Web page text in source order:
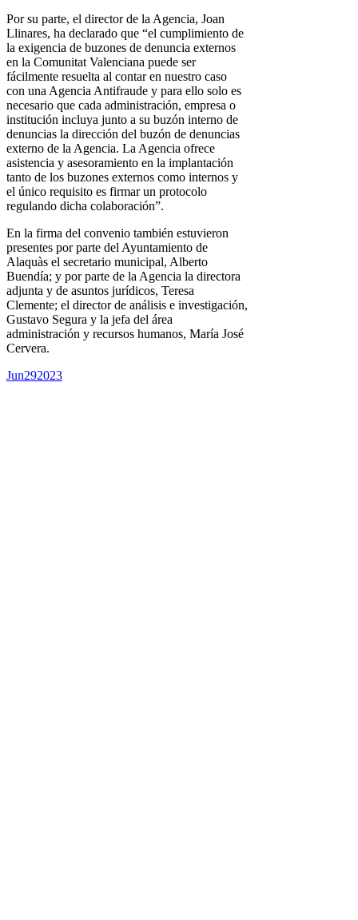
Por su parte, el director de la Agencia, Joan
Llinares, ha declarado que “el cumplimiento de
la exigencia de buzones de denuncia externos
en la Comunitat Valenciana puede ser
fácilmente resuelta al contar en nuestro caso
con una Agencia Antifraude y para ello solo es
necesario que cada administración, empresa o
institución incluya junto a su buzón interno de
denuncias la dirección del buzón de denuncias
externo de la Agencia. La Agencia ofrece
asistencia y asesoramiento en la implantación
tanto de los buzones externos como internos y
el único requisito es firmar un protocolo
regulando dicha colaboración”.
En la firma del convenio también estuvieron
presentes por parte del Ayuntamiento de
Alaquàs el secretario municipal, Alberto
Buendía; y por parte de la Agencia la directora
adjunta y de asuntos jurídicos, Teresa
Clemente; el director de análisis e investigación,
Gustavo Segura y la jefa del área
administración y recursos humanos, María José
Cervera.
Jun292023